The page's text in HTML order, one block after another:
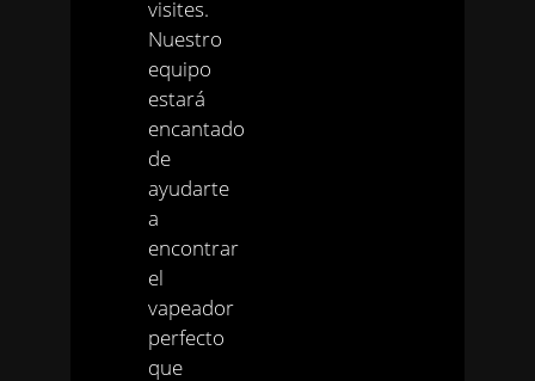
visites.
Nuestro
equipo
estará
encantado
de
ayudarte
a
encontrar
el
vapeador
perfecto
que